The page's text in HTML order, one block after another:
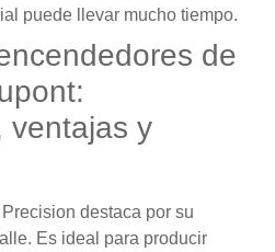
puede llevar mucho tiempo.
de
ventajas y
destaca por su
Es ideal para producir